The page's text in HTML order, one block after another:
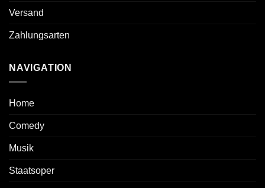
Versand
Zahlungsarten
NAVIGATION
Home
Comedy
Musik
Staatsoper